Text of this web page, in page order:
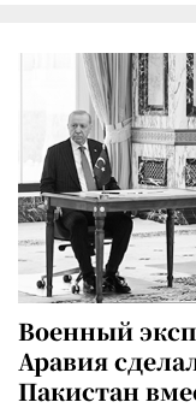
Военный
Аравия
Пакистан